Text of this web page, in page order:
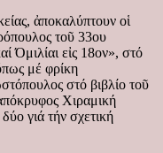
ἀποκαλύπτουν οἱ
τοῦ 33ου
Όμιλίαι εἰς 18ον», στό
μέ φρίκη
στό βιβλίο τοῦ
Χιραμική
γιά τήν σχετική